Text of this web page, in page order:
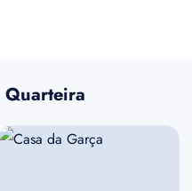
Quarteira